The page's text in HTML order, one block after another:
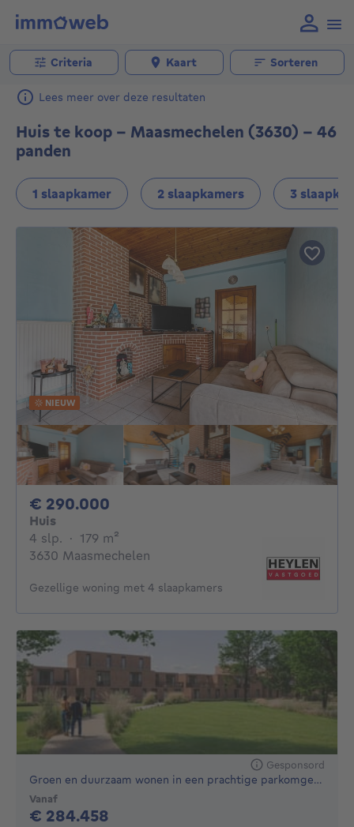
Criteria Kaart Sorteren
Lees meer over deze resultaten
Huis te koop - Maasmechelen (3630) - 46
panden
1 slaapkamer 2 slaapkamers 3
NIEUW
€ 290.000
Huis
4 slp. 4 slaapkamers
· 179 m²
3630 Maasmechelen
Gezellige woning met 4 slaapkamers
Gesponsord
Groen en duurzaam wonen in een prachtige parkomgeving
Vanaf
€ 284.458